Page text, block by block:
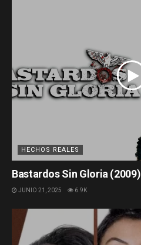
HECHOS REALES
Bastardos Sin Gloria (2009)
JUNIO 21, 2025 6.9K